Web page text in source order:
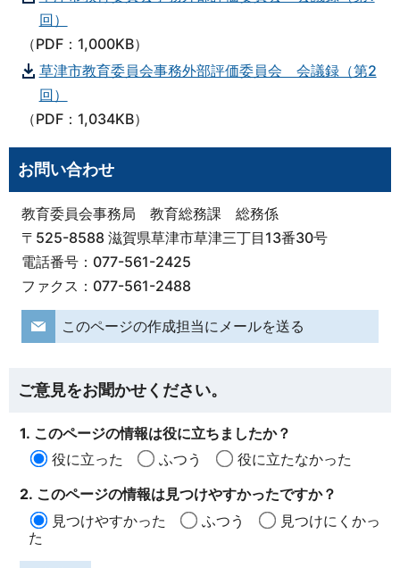
回）
（PDF：1,000KB）
草津市教育委員会事務外部評価委員会 会議録（第2
回）
（PDF：1,034KB）
お問い合わせ
教育委員会事務局 教育総務課 総務係
〒525-8588 滋賀県草津市草津三丁目13番30号
電話番号：077-561-2425
ファクス：077-561-2488
このページの作成担当にメールを送る
ご意見をお聞かせください。
1. このページの情報は役に立ちましたか？
役に立った
ふつう
役に立たなかった
2. このページの情報は見つけやすかったですか？
見つけやすかった
ふつう
見つけにくかっ
た